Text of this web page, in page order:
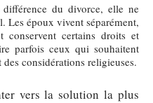
du divorce, elle ne
Les époux vivent séparément,
conservent certains droits et
parfois ceux qui souhaitent
considérations religieuses.
vers la solution la plus